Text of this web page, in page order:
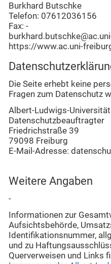
Burkhard Butschke
Telefon: 07612036156
Fax: -
https://www.ac.uni-
Die Seite erhebt keine
Fragen zum Datenschutz
Albert-Ludwigs-
Datenschutzbeauftragter
Friedrichstraße 39
79098 Freiburg
E-Mail-Adresse:
Weitere Angaben
-
Informationen zur
Aufsichtsbehörde,
Identifikationsnummer,
und zu
Querverweisen und Links